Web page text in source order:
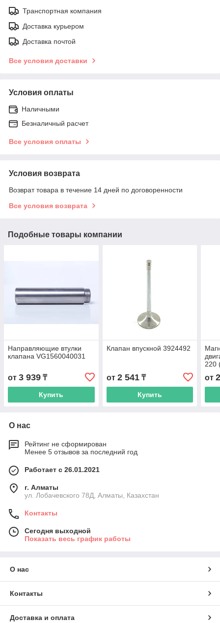
Транспортная компания
Доставка курьером
Доставка почтой
Все условия доставки
Условия оплаты
Наличными
Безналичный расчет
Все условия оплаты
Условия возврата
Возврат товара в течение 14 дней по договоренности
Все условия возврата
Подобные товары компании
Направляющие втулки
клапана VG1560040031
от 3 939 ₸
Купить
Клапан впускной 3924492
от 2 541₸
Купить
220
от
О нас
Рейтинг не сформирован
Менее 5 отзывов за последний год
Работает с 26.01.2021
г. Алматы
ул. Лобачевского 78Д, Алматы, Казахстан
Контакты
Сегодня выходной
Показать весь график работы
О нас
Контакты
Доставка и оплата